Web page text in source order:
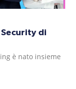
di
è nato insieme